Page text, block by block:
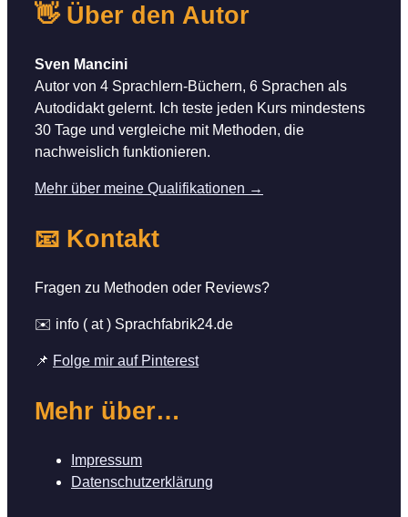
👋 Über den Autor
Sven Mancini
Autor von 4 Sprachlern-Büchern, 6 Sprachen als
Autodidakt gelernt. Ich teste jeden Kurs mindestens
30 Tage und vergleiche mit Methoden, die
nachweislich funktionieren.
Mehr über meine Qualifikationen →
📧 Kontakt
Fragen zu Methoden oder Reviews?
✉️ info ( at ) Sprachfabrik24.de
📌 Folge mir auf Pinterest
Mehr über…
Impressum
Datenschutzerklärung